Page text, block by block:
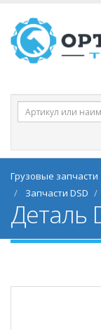
Грузовые запчасти
Запчасти DSD
Деталь